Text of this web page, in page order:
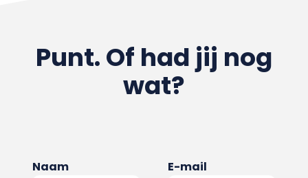
Punt. Of had jij nog
wat?
Naam E-mail